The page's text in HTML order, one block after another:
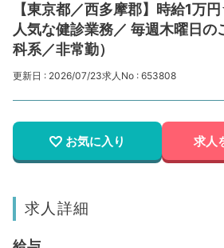
【東京都／西多摩郡】時給1万
人気な健診業務／ 毎週木曜日
科系／非常勤）
更新日 : 2026/07/23求人No : 653808
お気に入り 求人
求人詳細